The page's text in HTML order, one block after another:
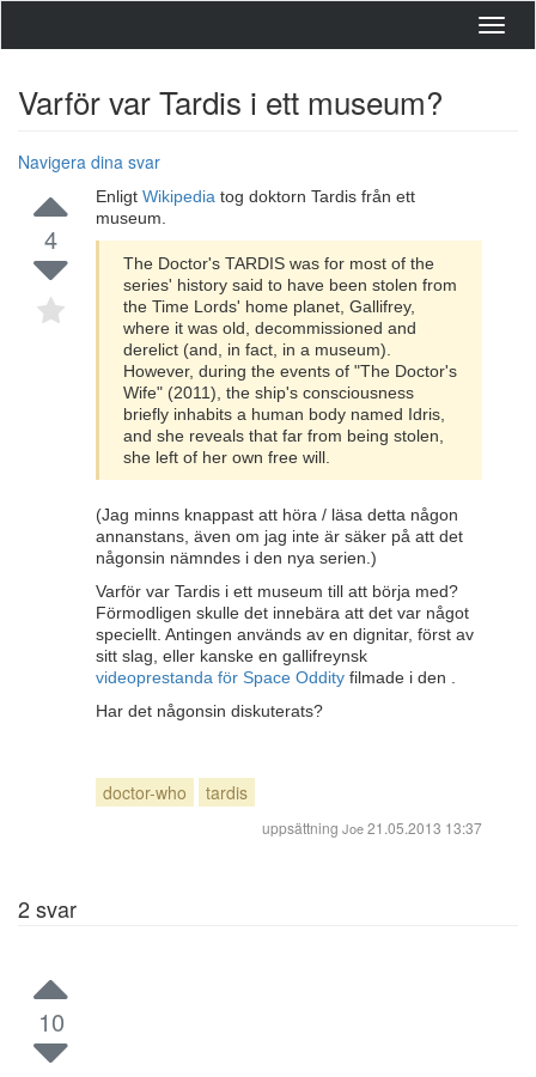
Varför var Tardis i ett museum?
Navigera dina svar
4
Enligt Wikipedia tog doktorn Tardis från ett
museum.
The Doctor's TARDIS was for most of the
series' history said to have been stolen from
the Time Lords' home planet, Gallifrey,
where it was old, decommissioned and
derelict (and, in fact, in a museum).
However, during the events of "The Doctor's
Wife" (2011), the ship's consciousness
briefly inhabits a human body named Idris,
and she reveals that far from being stolen,
she left of her own free will.
(Jag minns knappast att höra / läsa detta någon
annanstans, även om jag inte är säker på att det
någonsin nämndes i den nya serien.)
Varför var Tardis i ett museum till att börja med?
Förmodligen skulle det innebära att det var något
speciellt. Antingen används av en dignitar, först av
sitt slag, eller kanske en gallifreynsk
videoprestanda för Space Oddity filmade i den .
Har det någonsin diskuterats?
doctor-who tardis
uppsättning Joe21.05.2013 13:37
2svar
10